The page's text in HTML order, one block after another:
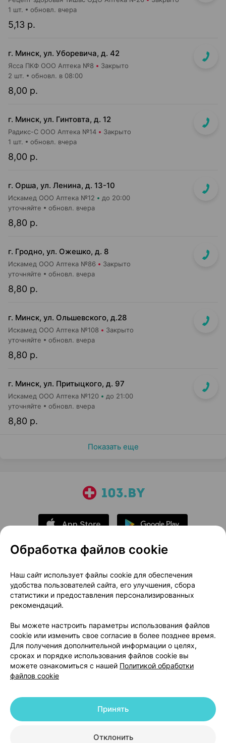
5,13 р.
1 шт. обновл. вчера
г. Минск, ул. Уборевича, д. 42
Ясса ПКФ ООО Аптека №8 Закрыто
8,00 р.
2 шт. обновл. в 08:00
г. Минск, ул. Гинтовта, д. 12
Радикс-С ООО Аптека №14 Закрыто
8,00 р.
1 шт. обновл. вчера
г. Орша, ул. Ленина, д. 13-10
Искамед ООО Аптека №12 до 20:00
8,80 р.
уточняйте обновл. вчера
г. Гродно, ул. Ожешко, д. 8
Искамед ООО Аптека №86 Закрыто
8,80 р.
уточняйте обновл. вчера
г. Минск, ул. Ольшевского, д.28
Искамед ООО Аптека №108 Закрыто
8,80 р.
уточняйте обновл. вчера
г. Минск, ул. Притыцкого, д. 97
Искамед ООО Аптека №120 до 21:00
8,80 р.
уточняйте обновл. вчера
Показать еще
О проекте
Новости проекта
Размещение рекламы
Медицинский маркетинг
Публичный договор
Доставка
Способы оплаты
Вакансии
Партнеры
Написать руководителю 103.by
Написать в поддержку
Персональные настройки Cookie
© 2026 ООО «Артокс Лаб», УНП 191700409 | 220012, Республика Беларусь,
+375 291212755
Обработка файлов cookie
Наш сайт использует файлы cookie для обеспечения
удобства пользователей сайта, его улучшения, сбора
статистики и предоставления персонализированных
рекомендаций.
Вы можете настроить параметры использования файлов
cookie или изменить свое согласие в более позднее время.
Для получения дополнительной информации о целях,
сроках и порядке использования файлов cookie вы
можете ознакомиться с нашей Политикой обработки
файлов cookie
Отклонить
Принять